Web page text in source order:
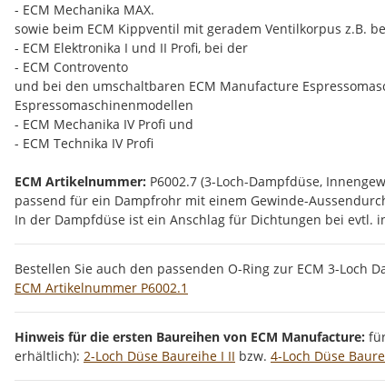
- ECM Mechanika MAX.
sowie beim ECM Kippventil mit geradem Ventilkorpus z.B.
- ECM Elektronika I und II Profi, bei der
- ECM Controvento
und bei den umschaltbaren ECM Manufacture
Espressomaschinenmodellen
- ECM Mechanika IV Profi und
- ECM Technika IV Profi
ECM Artikelnummer: P6002.7 (3-Loch-Dampfdüse,
passend für ein Dampfrohr mit einem Gewinde-
In der Dampfdüse ist ein Anschlag für Dichtungen bei evtl.
Bestellen Sie auch den passenden O-Ring zur ECM 3-Loch
ECM Artikelnummer P6002.1
Hinweis für die ersten Baureihen von ECM Manufacture:
erhältlich): 2-Loch Düse Baureihe I II bzw. 4-Loch Düse